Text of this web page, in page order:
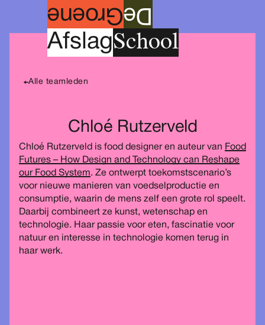
G
roene D
e
AfslagSchool
Alle teamleden
Chloé Rutzerveld
Chloé Rutzerveld is food designer en auteur van Food
Futures – How Design and Technology can Reshape
our Food System. Ze ontwerpt toekomstscenario’s
voor nieuwe manieren van voedselproductie en
consumptie, waarin de mens zelf een grote rol speelt.
Daarbij combineert ze kunst, wetenschap en
technologie. Haar passie voor eten, fascinatie voor
natuur en interesse in technologie komen terug in
haar werk.